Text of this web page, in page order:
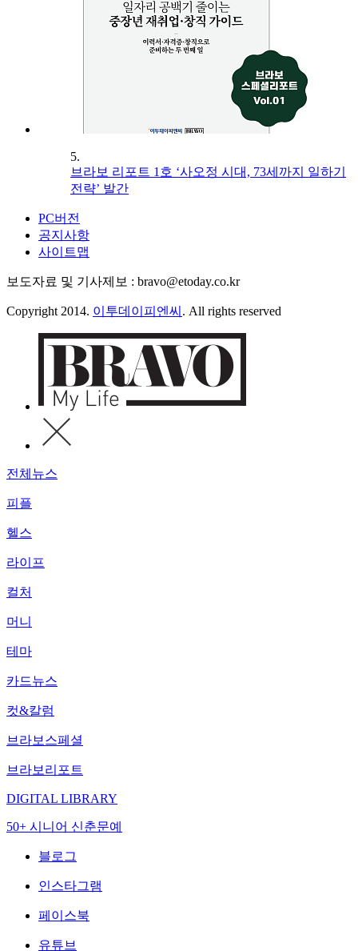
5.
브라보 리포트 1호 ‘사오정 시대, 73세까지 일하기
전략’ 발간
PC버전
공지사항
사이트맵
보도자료 및 기사제보 : bravo@etoday.co.kr
Copyright 2014. 이투데이피엔씨 . All rights reserved
전체뉴스
피플
헬스
라이프
컬처
머니
테마
카드뉴스
컷&칼럼
브라보스페셜
브라보리포트
DIGITAL LIBRARY
50+ 시니어 신춘문예
블로그
인스타그램
페이스북
유튜브